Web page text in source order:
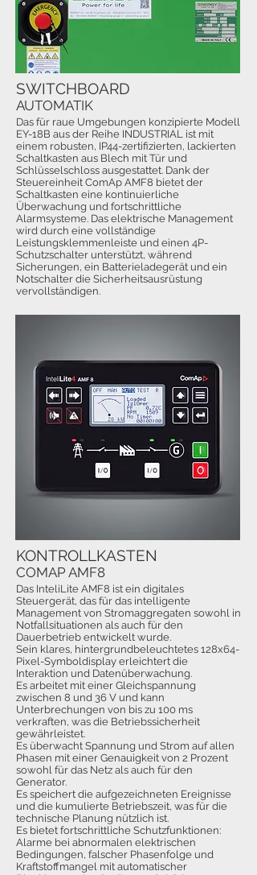
Das für raue Umgebungen konzipierte Modell
EY-18B aus der Reihe INDUSTRIAL ist mit
einem robusten, IP44-zertifizierten, lackierten
Schaltkasten aus Blech mit Tür und
Schlüsselschloss ausgestattet. Dank der
Steuereinheit ComAp AMF8 bietet der
Schaltkasten eine kontinuierliche
Überwachung und fortschrittliche
Alarmsysteme. Das elektrische Management
wird durch eine vollständige
Leistungsklemmenleiste und einen 4P-
Schutzschalter unterstützt, während
Sicherungen, ein Batterieladegerät und ein
Notschalter die Sicherheitsausrüstung
vervollständigen.
SWITCHBOARD
AUTOMATIK
Das InteliLite AMF8 ist ein digitales
Steuergerät, das für das intelligente
Management von Stromaggregaten sowohl in
Notfallsituationen als auch für den
Dauerbetrieb entwickelt wurde.
Sein klares, hintergrundbeleuchtetes 128x64-
Pixel-Symboldisplay erleichtert die
Interaktion und Datenüberwachung.
Es arbeitet mit einer Gleichspannung
zwischen 8 und 36 V und kann
Unterbrechungen von bis zu 100 ms
verkraften, was die Betriebssicherheit
gewährleistet.
Es überwacht Spannung und Strom auf allen
Phasen mit einer Genauigkeit von 2 Prozent
sowohl für das Netz als auch für den
Generator.
Es speichert die aufgezeichneten Ereignisse
und die kumulierte Betriebszeit, was für die
technische Planung nützlich ist.
Es bietet fortschrittliche Schutzfunktionen:
Alarme bei abnormalen elektrischen
Bedingungen, falscher Phasenfolge und
Kraftstoffmangel mit automatischer
KONTROLLKASTEN
COMAP AMF8